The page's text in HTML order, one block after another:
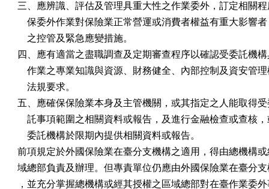
三、應辨識、評估及管理具重大性之作業委外，訂定相關
保委外作業對保險業正常營運或消費者權益有重大影響
    之控管及緊急應變措施。
四、應有適當之盡職調查及定期審查程序以確認受委託機
作業之專業知識與資源、財務健全、內部控制及資安管
    法規要求。
五、應確保保險業本身及主管機關，或其指定之人能取得
託事項範圍之相關資料或報告，及進行金融檢查或查核
    委託機構於限期內提供相關資料或報告。
前項規定於外國保險業在臺分支機構之適用，得由總機構
域總部負責及辦理。但專責單位仍應由外國保險業在臺分
，並充分掌握總機構或經其授權之區域總部對在臺作業委